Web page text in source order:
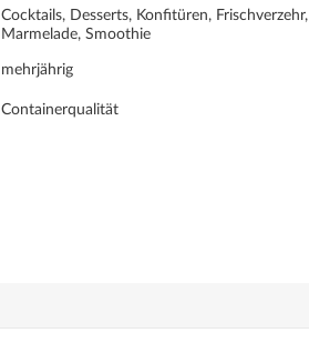
Cocktails, Desserts, Konfitüren, Frischverzehr,
Marmelade, Smoothie
mehrjährig
Containerqualität